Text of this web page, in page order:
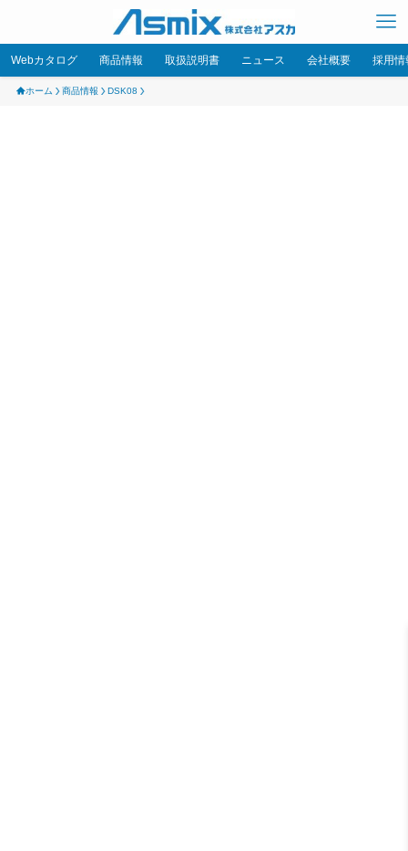
Webカタログ 商品情報 取扱説明書 ニュース 会社概要 採用情
ホーム 商品情報 DSK08